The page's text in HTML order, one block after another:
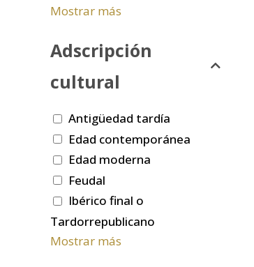
Mostrar más
Adscripción
cultural
Antigüedad tardía
Edad contemporánea
Edad moderna
Feudal
Ibérico final o
Tardorrepublicano
Mostrar más